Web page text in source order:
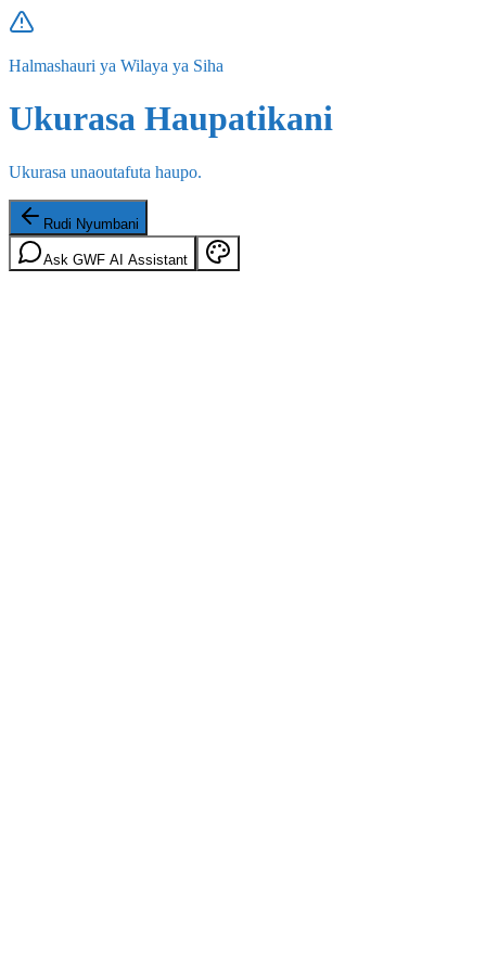
Halmashauri ya Wilaya ya Siha
Ukurasa Haupatikani
Ukurasa unaoutafuta haupo.
Rudi Nyumbani
Ask GWF AI Assistant